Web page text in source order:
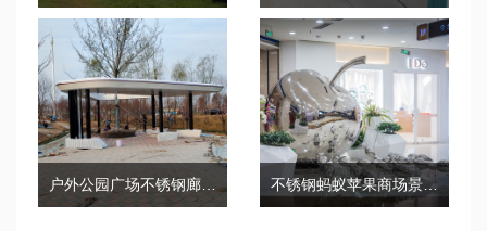
不锈钢蚂蚁苹果商场景观雕塑